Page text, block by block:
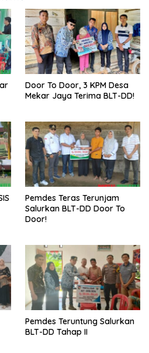
Door To Door, 3 KPM Desa
Mekar Jaya Terima BLT-DD!
Pemdes Teras Terunjam
Salurkan BLT-DD Door To
Door!
Pemdes Teruntung Salurkan
BLT-DD Tahap II